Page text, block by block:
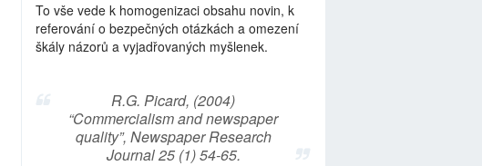
To vše vede k homogenizaci obsahu novin, k
referování o bezpečných otázkách a omezení
škály názorů a vyjadřovaných myšlenek.
R.G. Picard, (2004)
“Commercialism and newspaper
quality”, Newspaper Research
Journal 25 (1) 54-65.